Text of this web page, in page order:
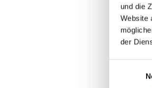
und die
Website
der